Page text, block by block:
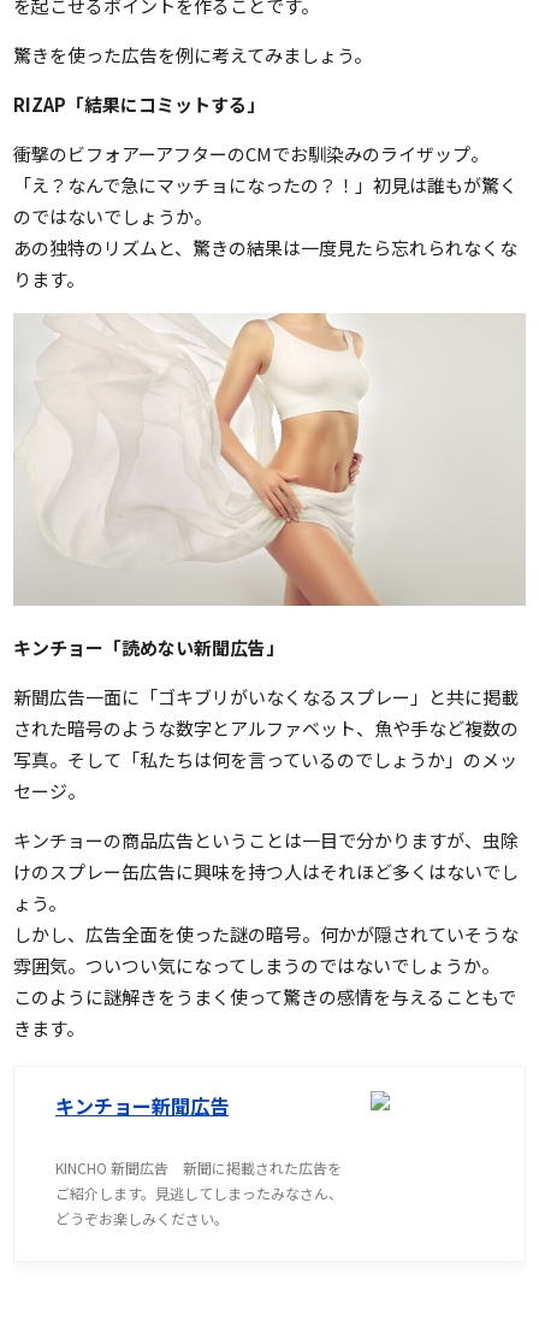
を起こせるポイントを作ることです。
驚きを使った広告を例に考えてみましょう。
RIZAP「結果にコミットする」
衝撃のビフォアーアフターのCMでお馴染みのライザップ。
「え？なんで急にマッチョになったの？！」初見は誰もが驚く
のではないでしょうか。
あの独特のリズムと、驚きの結果は一度見たら忘れられなくな
ります。
キンチョー「読めない新聞広告」
新聞広告一面に「ゴキブリがいなくなるスプレー」と共に掲載
された暗号のような数字とアルファベット、魚や手など複数の
写真。そして「私たちは何を言っているのでしょうか」のメッ
セージ。
キンチョーの商品広告ということは一目で分かりますが、虫除
けのスプレー缶広告に興味を持つ人はそれほど多くはないでし
ょう。
しかし、広告全面を使った謎の暗号。何かが隠されていそうな
雰囲気。ついつい気になってしまうのではないでしょうか。
このように謎解きをうまく使って驚きの感情を与えることもで
きます。
キンチョー新聞広告
KINCHO 新聞広告 新聞に掲載された広告を
ご紹介します。見逃してしまったみなさん、
どうぞお楽しみください。